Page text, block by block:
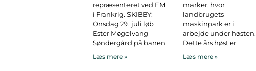
repræsenteret ved EM
i Frankrig. SKIBBY:
Onsdag 29. juli løb
Ester Møgelvang
Søndergård på banen
Læs mere »
marker, hvor
landbrugets
maskinpark er i
arbejde under høsten.
Dette års høst er
Læs mere »